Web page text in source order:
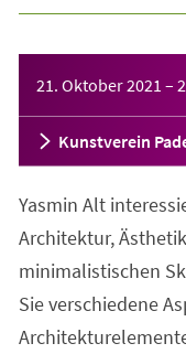
21. Oktober 2021 –
Kunstverein
Yasmin Alt
Architektur,
minimalistischen
Sie verschiedene